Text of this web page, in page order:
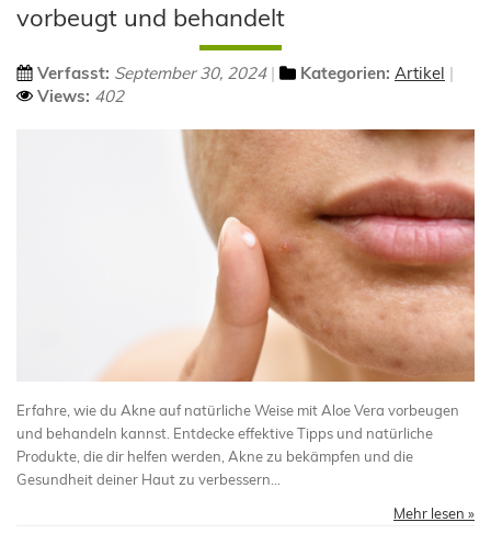
Aloe Vera Pures Gel 100% Ökologisch
18,50 €
de Canarias
vorbeugt und behandelt
Verfasst: September 30, 2024 Kategorien: Artikel
Views: 402
Erfahre, wie du Akne auf natürliche Weise mit Aloe Vera vorbeugen
und behandeln kannst. Entdecke effektive Tipps und natürliche
Produkte, die dir helfen werden, Akne zu bekämpfen und die
Gesundheit deiner Haut zu verbessern...
Mehr lesen »